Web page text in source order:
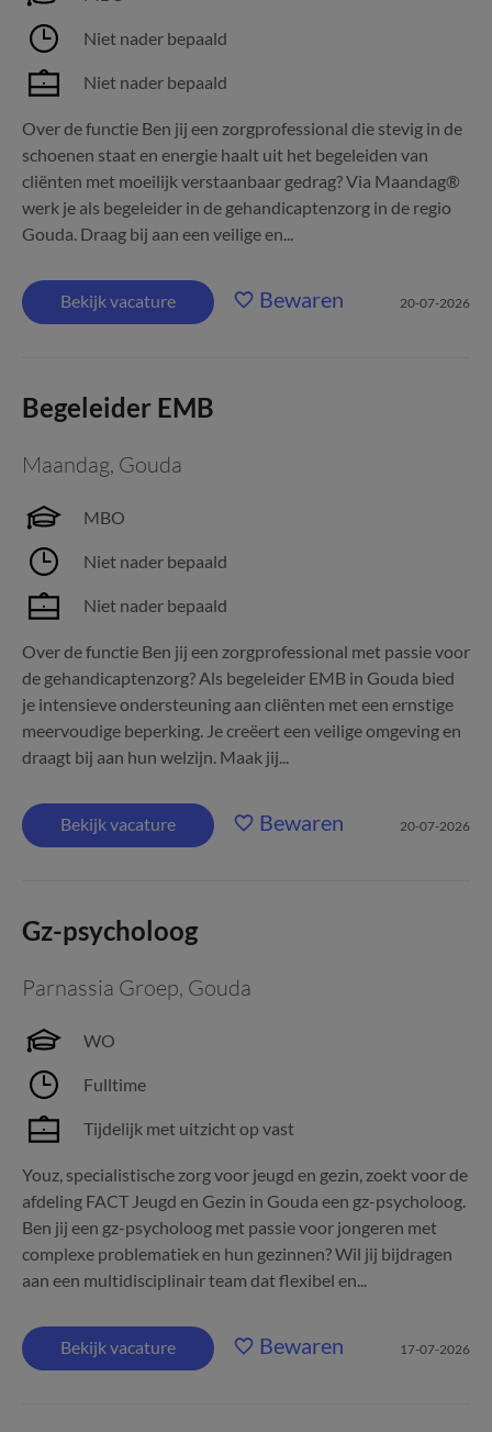
Niet nader bepaald
Niet nader bepaald
Over de functie Ben jij een zorgprofessional die stevig in de
schoenen staat en energie haalt uit het begeleiden van
cliënten met moeilijk verstaanbaar gedrag? Via Maandag®
werk je als begeleider in de gehandicaptenzorg in de regio
Gouda. Draag bij aan een veilige en...
Bekijk vacature Bewaren 20-07-2026
Begeleider EMB
Maandag, Gouda
MBO
Niet nader bepaald
Niet nader bepaald
Over de functie Ben jij een zorgprofessional met passie voor
de gehandicaptenzorg? Als begeleider EMB in Gouda bied
je intensieve ondersteuning aan cliënten met een ernstige
meervoudige beperking. Je creëert een veilige omgeving en
draagt bij aan hun welzijn. Maak jij...
Bekijk vacature Bewaren 20-07-2026
Gz-psycholoog
Parnassia Groep, Gouda
WO
Fulltime
Tijdelijk met uitzicht op vast
Youz, specialistische zorg voor jeugd en gezin, zoekt voor de
afdeling FACT Jeugd en Gezin in Gouda een gz-psycholoog.
Ben jij een gz-psycholoog met passie voor jongeren met
complexe problematiek en hun gezinnen? Wil jij bijdragen
aan een multidisciplinair team dat flexibel en...
Bekijk vacature Bewaren 17-07-2026